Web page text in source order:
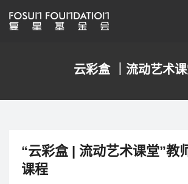
云彩盒 ｜流动艺术
“云彩盒 | 流动艺术课堂”教
课程